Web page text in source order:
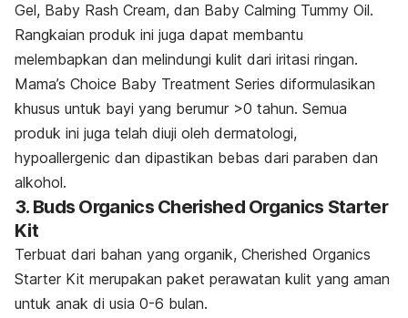
Gel, Baby Rash Cream, dan Baby Calming Tummy Oil.
Rangkaian produk ini juga dapat membantu
melembapkan dan melindungi kulit dari iritasi ringan.
Mama’s Choice Baby Treatment Series diformulasikan
khusus untuk bayi yang berumur >0 tahun. Semua
produk ini juga telah diuji oleh dermatologi,
hypoallergenic dan dipastikan bebas dari paraben dan
alkohol.
3. Buds Organics Cherished Organics Starter
Kit
Terbuat dari bahan yang organik, Cherished Organics
Starter Kit merupakan paket perawatan kulit yang aman
untuk anak di usia 0-6 bulan.